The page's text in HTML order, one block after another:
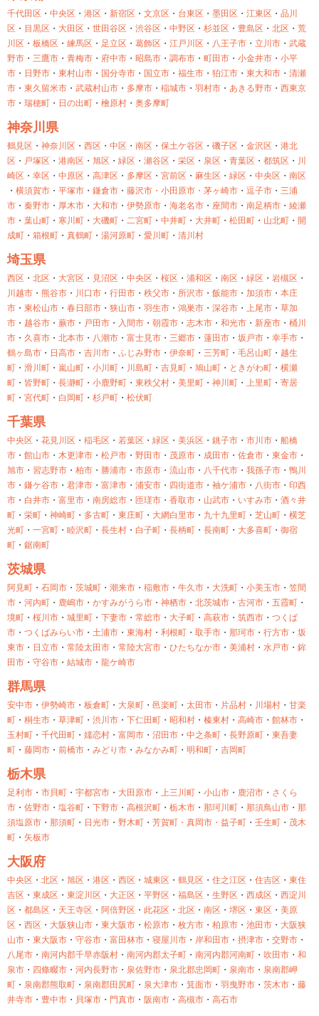
千代田区 ・ 中央区 ・ 港区 ・ 新宿区 ・ 文京区 ・ 台東区 ・ 墨田区 ・ 江東区 ・ 品川
区 ・ 目黒区 ・ 大田区 ・ 世田谷区 ・ 渋谷区 ・ 中野区 ・ 杉並区 ・ 豊島区 ・ 北区 ・ 荒
川区 ・ 板橋区 ・ 練馬区 ・ 足立区 ・ 葛飾区 ・ 江戸川区 ・ 八王子市 ・ 立川市 ・ 武蔵
野市 ・ 三鷹市 ・ 青梅市 ・ 府中市 ・ 昭島市 ・ 調布市 ・ 町田市 ・ 小金井市 ・ 小平
市 ・ 日野市 ・ 東村山市 ・ 国分寺市 ・ 国立市 ・ 福生市 ・ 狛江市 ・ 東大和市 ・ 清瀬
市 ・ 東久留米市 ・ 武蔵村山市 ・ 多摩市 ・ 稲城市 ・ 羽村市 ・ あきる野市 ・ 西東京
市 ・ 瑞穂町 ・ 日の出町 ・ 檜原村 ・ 奥多摩町
神奈川県
鶴見区 ・ 神奈川区 ・ 西区 ・ 中区 ・ 南区 ・ 保土ケ谷区 ・ 磯子区 ・ 金沢区 ・ 港北
区 ・ 戸塚区 ・ 港南区 ・ 旭区 ・ 緑区 ・ 瀬谷区 ・ 栄区 ・ 泉区 ・ 青葉区 ・ 都筑区 ・ 川
崎区 ・ 幸区 ・ 中原区 ・ 高津区 ・ 多摩区 ・ 宮前区 ・ 麻生区 ・ 緑区 ・ 中央区 ・ 南区
・ 横須賀市 ・ 平塚市 ・ 鎌倉市 ・ 藤沢市・ 小田原市・ 茅ヶ崎市 ・ 逗子市 ・ 三浦
市 ・ 秦野市 ・ 厚木市 ・ 大和市 ・ 伊勢原市 ・ 海老名市 ・ 座間市 ・ 南足柄市 ・ 綾瀬
市 ・ 葉山町 ・ 寒川町 ・ 大磯町 ・ 二宮町 ・ 中井町 ・ 大井町 ・ 松田町 ・ 山北町 ・ 開
成町 ・ 箱根町 ・ 真鶴町 ・ 湯河原町 ・ 愛川町 ・ 清川村
埼玉県
西区 ・ 北区 ・ 大宮区 ・ 見沼区 ・ 中央区 ・ 桜区 ・ 浦和区 ・ 南区 ・ 緑区 ・ 岩槻区 ・
川越市 ・ 熊谷市 ・ 川口市 ・ 行田市 ・ 秩父市 ・ 所沢市 ・ 飯能市 ・ 加須市 ・ 本庄
市 ・ 東松山市 ・ 春日部市 ・ 狭山市 ・ 羽生市 ・ 鴻巣市 ・ 深谷市 ・ 上尾市 ・ 草加
市 ・ 越谷市 ・ 蕨市 ・ 戸田市 ・ 入間市 ・ 朝霞市 ・ 志木市 ・ 和光市 ・ 新座市 ・ 桶川
市 ・ 久喜市 ・ 北本市 ・ 八潮市 ・ 富士見市 ・ 三郷市 ・ 蓮田市 ・ 坂戸市 ・ 幸手市 ・
鶴ヶ島市 ・ 日高市 ・ 吉川市 ・ ふじみ野市 ・ 伊奈町 ・ 三芳町 ・ 毛呂山町 ・ 越生
町 ・ 滑川町 ・ 嵐山町 ・ 小川町 ・ 川島町 ・ 吉見町 ・ 鳩山町 ・ ときがわ町 ・ 横瀬
町 ・ 皆野町 ・ 長瀞町 ・ 小鹿野町 ・ 東秩父村 ・ 美里町 ・ 神川町 ・ 上里町 ・ 寄居
町 ・ 宮代町 ・ 白岡町 ・ 杉戸町 ・ 松伏町
千葉県
中央区 ・ 花見川区 ・ 稲毛区 ・ 若葉区 ・ 緑区 ・ 美浜区 ・ 銚子市 ・ 市川市 ・ 船橋
市 ・ 館山市 ・ 木更津市 ・ 松戸市 ・ 野田市 ・ 茂原市 ・ 成田市 ・ 佐倉市 ・ 東金市 ・
旭市 ・ 習志野市 ・ 柏市 ・ 勝浦市 ・ 市原市 ・ 流山市 ・ 八千代市 ・ 我孫子市 ・ 鴨川
市 ・ 鎌ケ谷市 ・ 君津市 ・ 富津市 ・ 浦安市 ・ 四街道市 ・ 袖ケ浦市 ・ 八街市 ・ 印西
市 ・ 白井市 ・ 富里市 ・ 南房総市 ・ 匝瑳市 ・ 香取市 ・ 山武市 ・ いすみ市 ・ 酒々井
町 ・ 栄町 ・ 神崎町 ・ 多古町 ・ 東庄町 ・ 大網白里市 ・ 九十九里町 ・ 芝山町 ・ 横芝
光町 ・ 一宮町 ・ 睦沢町 ・ 長生村 ・ 白子町 ・ 長柄町 ・ 長南町 ・ 大多喜町 ・ 御宿
町 ・ 鋸南町
茨城県
阿見町 ・ 石岡市 ・ 茨城町 ・ 潮来市 ・ 稲敷市 ・ 牛久市 ・ 大洗町 ・ 小美玉市 ・ 笠間
市 ・ 河内町 ・ 鹿嶋市 ・ かすみがうら市 ・ 神栖市 ・ 北茨城市 ・ 古河市 ・ 五霞町 ・
境町 ・ 桜川市 ・ 城里町 ・ 下妻市 ・ 常総市 ・ 大子町 ・ 高萩市 ・ 筑西市 ・ つくば
市 ・ つくばみらい市 ・ 土浦市 ・ 東海村 ・ 利根町 ・ 取手市 ・ 那珂市 ・ 行方市 ・ 坂
東市 ・ 日立市 ・ 常陸太田市 ・ 常陸大宮市 ・ ひたちなか市 ・ 美浦村 ・ 水戸市 ・ 鉾
田市 ・ 守谷市 ・ 結城市 ・ 龍ケ崎市
群馬県
安中市 ・ 伊勢崎市 ・ 板倉町 ・ 大泉町 ・ 邑楽町 ・ 太田市 ・ 片品村 ・ 川場村 ・ 甘楽
町 ・ 桐生市 ・ 草津町 ・ 渋川市 ・ 下仁田町 ・ 昭和村 ・ 榛東村 ・ 高崎市 ・ 館林市 ・
玉村町 ・ 千代田町 ・ 嬬恋村 ・ 富岡市 ・ 沼田市 ・ 中之条町 ・ 長野原町 ・ 東吾妻
町 ・ 藤岡市 ・ 前橋市 ・ みどり市 ・ みなかみ町 ・ 明和町 ・ 吉岡町
栃木県
足利市 ・ 市貝町 ・ 宇都宮市 ・ 大田原市 ・ 上三川町 ・ 小山市 ・ 鹿沼市 ・ さくら
市 ・ 佐野市 ・ 塩谷町 ・ 下野市 ・ 高根沢町 ・ 栃木市 ・ 那珂川町 ・ 那須鳥山市 ・ 那
須塩原市 ・ 那須町 ・ 日光市 ・ 野木町 ・ 芳賀町・ 真岡市・ 益子町 ・ 壬生町 ・ 茂木
町 ・ 矢板市
大阪府
中央区 ・ 北区 ・ 旭区 ・ 港区 ・ 西区 ・ 城東区 ・ 鶴見区 ・ 住之江区 ・ 住吉区 ・ 東住
吉区 ・ 東成区 ・ 東淀川区 ・ 大正区 ・ 平野区 ・ 福島区 ・ 生野区 ・ 西成区 ・ 西淀川
区 ・ 都島区 ・ 天王寺区 ・ 阿倍野区 ・ 此花区 ・ 北区 ・ 南区 ・ 堺区 ・ 東区 ・ 美原
区 ・ 西区 ・ 大阪狭山市 ・ 東大阪市 ・ 松原市 ・ 枚方市 ・ 柏原市 ・ 池田市 ・ 大阪狭
山市 ・ 東大阪市 ・ 守谷市 ・ 富田林市 ・ 寝屋川市 ・ 岸和田市 ・ 摂津市 ・ 交野市 ・
八尾市 ・ 南河内郡千早赤阪村 ・ 南河内郡太子町 ・ 南河内郡河南町 ・ 吹田市 ・ 和
泉市 ・ 四條畷市 ・ 河内長野市 ・ 泉佐野市 ・ 泉北郡忠岡町 ・ 泉南市 ・ 泉南郡岬
町 ・ 泉南郡熊取町 ・ 泉南郡田尻町 ・ 泉大津市 ・ 箕面市 ・ 羽曳野市 ・ 茨木市 ・ 藤
井寺市 ・ 豊中市 ・ 貝塚市 ・ 門真市 ・ 阪南市 ・ 高槻市 ・ 高石市